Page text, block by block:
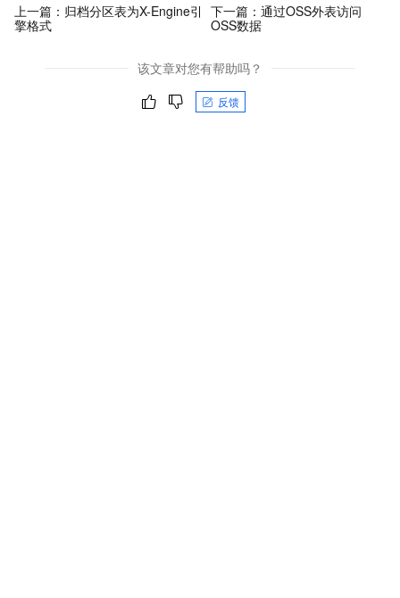
上一篇： 归档分区表为X-Engine引
擎格式
下一篇： 通过OSS外表访问
OSS数据
该文章对您有帮助吗？
反馈